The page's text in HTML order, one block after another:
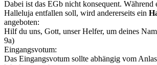
Dabei ist das EGb nicht konsequent. Während
Halleluja entfallen soll, wird andererseits ein
angeboten:
Hilf du uns, Gott, unser Helfer, um deines
9a)
Eingangsvotum:
Das Eingangsvotum sollte abhängig vom